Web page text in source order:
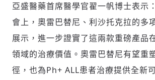
亞盛醫藥首席醫學官翟一帆博士表示
會上，奧雷巴替尼、利沙托克拉的多
展示，進一步證實了這兩款重磅產品
領域的治療價值。奧雷巴替尼有望重
徑，也為Ph+ ALL患者治療提供全新